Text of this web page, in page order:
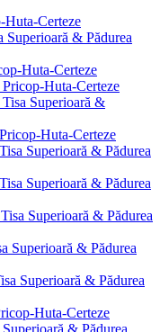
Certeze
Superioară & Pădurea
Huta-Certeze
Huta-Certeze
Superioară &
Huta-Certeze
Superioară & Pădurea
Superioară & Pădurea
Superioară & Pădurea
Superioară & Pădurea
Superioară & Pădurea
Huta-Certeze